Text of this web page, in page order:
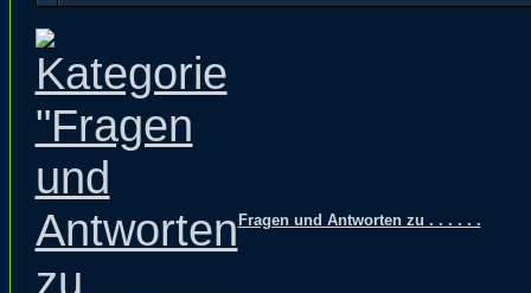
Fragen und Antworten zu . . . . . .